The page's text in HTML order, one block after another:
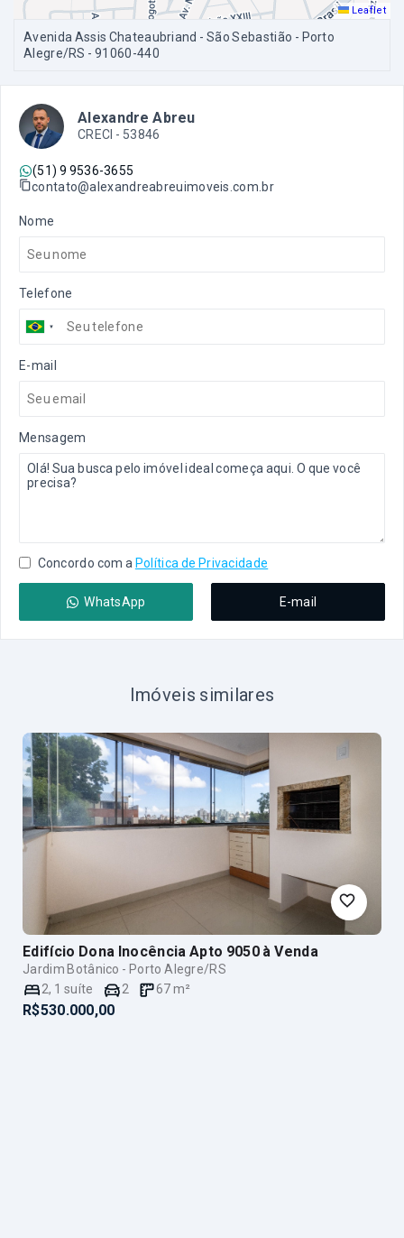
Leaflet
Avenida Assis Chateaubriand - São Sebastião - Porto
Alegre/RS - 91060-440
Alexandre Abreu
CRECI - 53846
(51) 9 9536-3655
contato@alexandreabreuimoveis.com.br
Nome
Telefone
E-mail
Mensagem
Concordo com a Política de Privacidade
WhatsApp E-mail
Imóveis similares
Edifício Dona Inocência Apto 9050 à Venda
Jardim Botânico - Porto Alegre/RS
2, 1 suíte 2 67m²
R$530.000,00